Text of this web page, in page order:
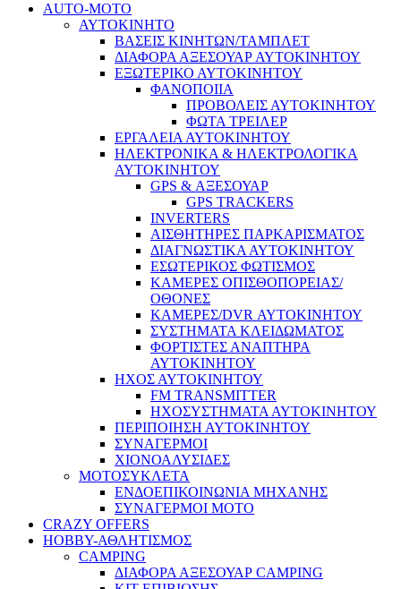
AUTO-MOTO
ΑΥΤΟΚΙΝΗΤΟ
ΒΑΣΕΙΣ ΚΙΝΗΤΩΝ/ΤΑΜΠΛΕΤ
ΔΙΑΦΟΡΑ ΑΞΕΣΟΥΑΡ ΑΥΤΟΚΙΝΗΤΟΥ
ΕΞΩΤΕΡΙΚΟ ΑΥΤΟΚΙΝΗΤΟΥ
ΦΑΝΟΠΟΙΙΑ
ΠΡΟΒΟΛΕΙΣ ΑΥΤΟΚΙΝΗΤΟΥ
ΦΩΤΑ ΤΡΕΙΛΕΡ
ΕΡΓΑΛΕΙΑ ΑΥΤΟΚΙΝΗΤΟΥ
ΗΛΕΚΤΡΟΝΙΚΑ & ΗΛΕΚΤΡΟΛΟΓΙΚΑ
ΑΥΤΟΚΙΝΗΤΟΥ
GPS & ΑΞΕΣΟΥΑΡ
GPS TRACKERS
INVERTERS
ΑΙΣΘΗΤΗΡΕΣ ΠΑΡΚΑΡΙΣΜΑΤΟΣ
ΔΙΑΓΝΩΣΤΙΚΑ ΑΥΤΟΚΙΝΗΤΟΥ
ΕΣΩΤΕΡΙΚΟΣ ΦΩΤΙΣΜΟΣ
ΚΑΜΕΡΕΣ ΟΠΙΣΘΟΠΟΡΕΙΑΣ/
ΟΘΟΝΕΣ
ΚΑΜΕΡΕΣ/DVR ΑΥΤΟΚΙΝΗΤΟΥ
ΣΥΣΤΗΜΑΤΑ ΚΛΕΙΔΩΜΑΤΟΣ
ΦΟΡΤΙΣΤΕΣ ΑΝΑΠΤΗΡΑ
ΑΥΤΟΚΙΝΗΤΟΥ
ΗΧΟΣ ΑΥΤΟΚΙΝΗΤΟΥ
FM TRANSMITTER
ΗΧΟΣΥΣΤΗΜΑΤΑ ΑΥΤΟΚΙΝΗΤΟΥ
ΠΕΡΙΠΟΙΗΣΗ ΑΥΤΟΚΙΝΗΤΟΥ
ΣΥΝΑΓΕΡΜΟΙ
ΧΙΟΝΟΑΛΥΣΙΔΕΣ
ΜΟΤΟΣΥΚΛΕΤΑ
ΕΝΔΟΕΠΙΚΟΙΝΩΝΙΑ ΜΗΧΑΝΗΣ
ΣΥΝΑΓΕΡΜΟΙ ΜΟΤΟ
CRAZY OFFERS
HOBBY-ΑΘΛΗΤΙΣΜΟΣ
CAMPING
ΔΙΑΦΟΡΑ ΑΞΕΣΟΥΑΡ CAMPING